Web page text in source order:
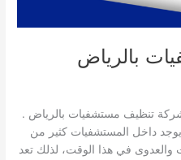
بالرياض
تنظيف مستشفيات بالرياض .
داخل المستشفيات كثير من
في هذا الوقت، لذلك تعد